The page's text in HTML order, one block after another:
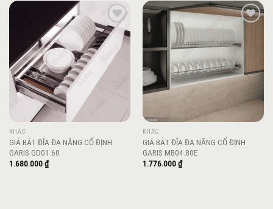
Add to
wishlist
KHÁC
GIÁ BÁT ĐĨA ĐA NĂNG CỐ ĐỊNH
GARIS GD01.60
1.680.000₫
wishlist
KHÁC
GIÁ BÁT ĐĨA ĐA NĂNG CỐ ĐỊNH
GARIS MB04.80E
1.776.000₫